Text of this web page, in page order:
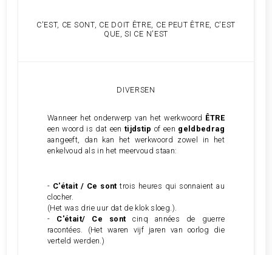
C'EST, CE SONT, CE DOIT ÊTRE, CE PEUT ÊTRE, C'EST
QUE, SI CE N'EST
DIVERSEN
Wanneer het onderwerp van het werkwoord ÊTRE
een woord is dat een tijdstipof een geldbedrag
aangeeft, dan kan het werkwoord zowel in het
enkelvoud als in het meervoud staan:
- C'était / Ce sont trois heures qui sonnaient au
clocher.
(Het was drie uur dat de klok sloeg.).
- C'était/ Ce sont cinq années de guerre
racontées.
(Het waren vijf jaren van oorlog die
verteld werden.)